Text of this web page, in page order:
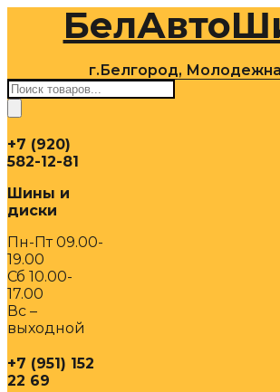
содержимому
г.Белгород,
Поиск
товаров
+7 (920)
582-12-81
Шины и
диски
Пн-Пт 09.00-
19.00
Сб 10.00-
17.00
Вс –
выходной
+7 (951) 152
22 69